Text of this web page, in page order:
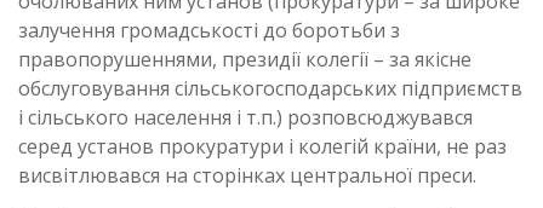
залучення громадськості до боротьби з
правопорушеннями, президії колегії – за якісне
обслуговування сільськогосподарських підприємств
і сільського населення і т.п.) розповсюджувався
серед установ прокуратури і колегій країни, не раз
висвітлювався на сторінках центральної преси.